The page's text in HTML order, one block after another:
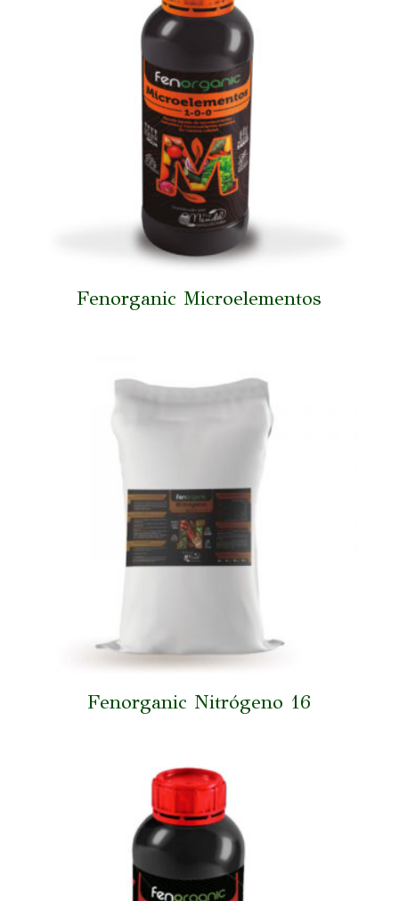
Fenorganic Microelementos
Fenorganic Nitrógeno 16